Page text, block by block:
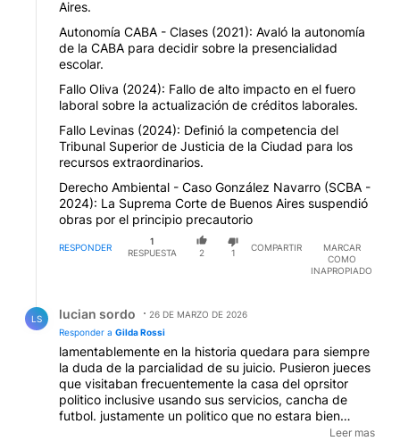
Aires.
Autonomía CABA - Clases (2021): Avaló la autonomía
de la CABA para decidir sobre la presencialidad
escolar.
Fallo Oliva (2024): Fallo de alto impacto en el fuero
laboral sobre la actualización de créditos laborales.
Fallo Levinas (2024): Definió la competencia del
Tribunal Superior de Justicia de la Ciudad para los
recursos extraordinarios.
Derecho Ambiental - Caso González Navarro (SCBA -
2024): La Suprema Corte de Buenos Aires suspendió
obras por el principio precautorio
RESPONDER
1
RESPUESTA
2 1
COMPARTIR
MARCAR
COMO
INAPROPIADO
LS lucian sordo
26 DE MARZO DE 2026
Responder a Gilda Rossi
lamentablemente en la historia quedara para siempre
la duda de la parcialidad de su juicio. Pusieron jueces
que visitaban frecuentemente la casa del oprsitor
politico inclusive usando sus servicios, cancha de
futbol. justamente un politico que no estara bien
recordado por dejar una deuda impagable a 100 años
Leer mas